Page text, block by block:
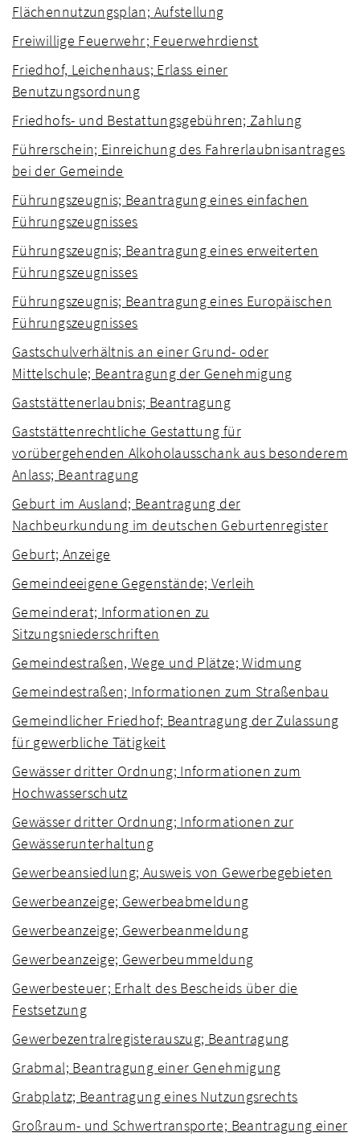
Flächennutzungsplan; Aufstellung
Freiwillige Feuerwehr; Feuerwehrdienst
Friedhof, Leichenhaus; Erlass einer
Benutzungsordnung
Friedhofs- und Bestattungsgebühren; Zahlung
Führerschein; Einreichung des Fahrerlaubnisantrages
bei der Gemeinde
Führungszeugnis; Beantragung eines einfachen
Führungszeugnisses
Führungszeugnis; Beantragung eines erweiterten
Führungszeugnisses
Führungszeugnis; Beantragung eines Europäischen
Führungszeugnisses
Gastschulverhältnis an einer Grund- oder
Mittelschule; Beantragung der Genehmigung
Gaststättenerlaubnis; Beantragung
Gaststättenrechtliche Gestattung für
vorübergehenden Alkoholausschank aus besonderem
Anlass; Beantragung
Geburt im Ausland; Beantragung der
Nachbeurkundung im deutschen Geburtenregister
Geburt; Anzeige
Gemeindeeigene Gegenstände; Verleih
Gemeinderat; Informationen zu
Sitzungsniederschriften
Gemeindestraßen, Wege und Plätze; Widmung
Gemeindestraßen; Informationen zum Straßenbau
Gemeindlicher Friedhof; Beantragung der Zulassung
für gewerbliche Tätigkeit
Gewässer dritter Ordnung; Informationen zum
Hochwasserschutz
Gewässer dritter Ordnung; Informationen zur
Gewässerunterhaltung
Gewerbeansiedlung; Ausweis von Gewerbegebieten
Gewerbeanzeige; Gewerbeabmeldung
Gewerbeanzeige; Gewerbeanmeldung
Gewerbeanzeige; Gewerbeummeldung
Gewerbesteuer; Erhalt des Bescheids über die
Festsetzung
Gewerbezentralregisterauszug; Beantragung
Grabmal; Beantragung einer Genehmigung
Grabplatz; Beantragung eines Nutzungsrechts
Großraum- und Schwertransporte; Beantragung einer